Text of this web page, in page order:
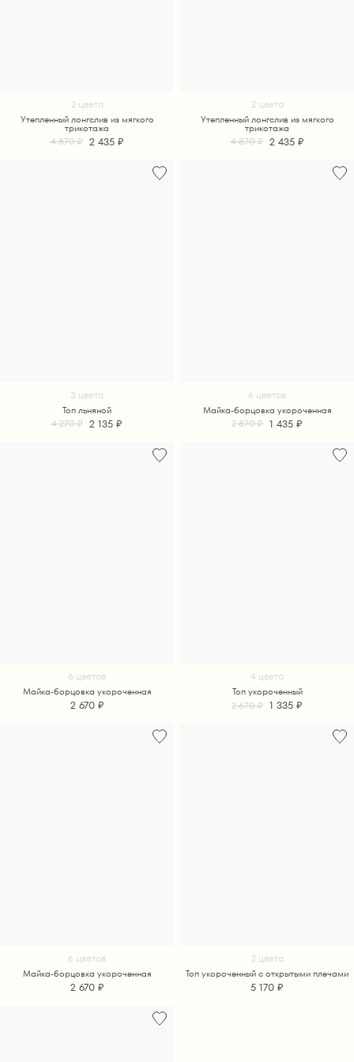
2 цвета
Утепленный лонгслив из мягкого
трикотажа
4 870 ₽ 2 435 ₽
2 цвета
Утепленный лонгслив из мягкого
трикотажа
4 870 ₽ 2 435 ₽
3 цвета
Топ льняной
4 270 ₽ 2 135 ₽
6 цветов
Майка-борцовка укороченная
2 870 ₽ 1 435 ₽
6 цветов
Майка-борцовка укороченная
2 670 ₽
4 цвета
Топ укороченный
2 670 ₽ 1 335 ₽
6 цветов
Майка-борцовка укороченная
2 670 ₽
2 цвета
Топ укороченный с открытыми плечами
5 170 ₽